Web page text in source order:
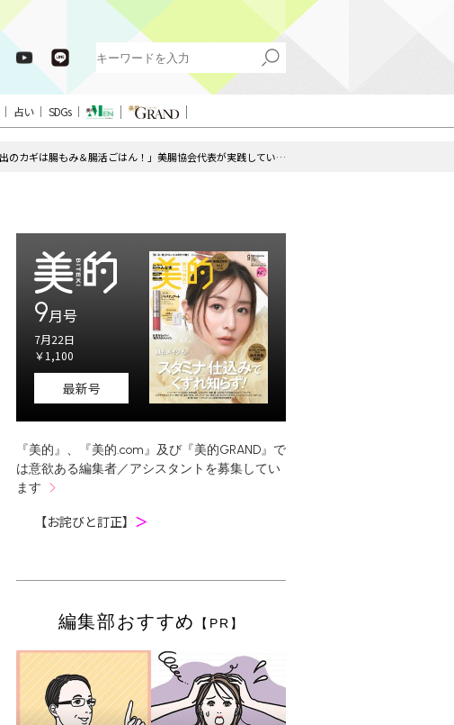
占い SDGs
「便秘症脱出のカギは腸もみ＆腸活ごはん！」美腸協会代表が実践している胃活・腸活
9月号
7月22日
￥1,100
最新号
『美的』、『美的.com』及び『美的GRAND』で
は意欲ある編集者／アシスタントを募集してい
ます
【お詫びと訂正】 ＞
編集部おすすめ 【PR】